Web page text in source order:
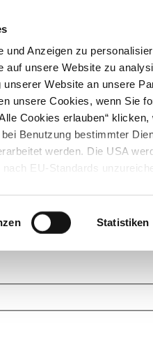
und Anzeigen zu
auf unsere Website zu
Website an unsere
unsere Cookies, wenn Sie
Cookies erlauben“
Benutzung bestimmter
werden. Die USA
EU-Standards
Statistiken
Sie Ihre Fragen und helfen Sie